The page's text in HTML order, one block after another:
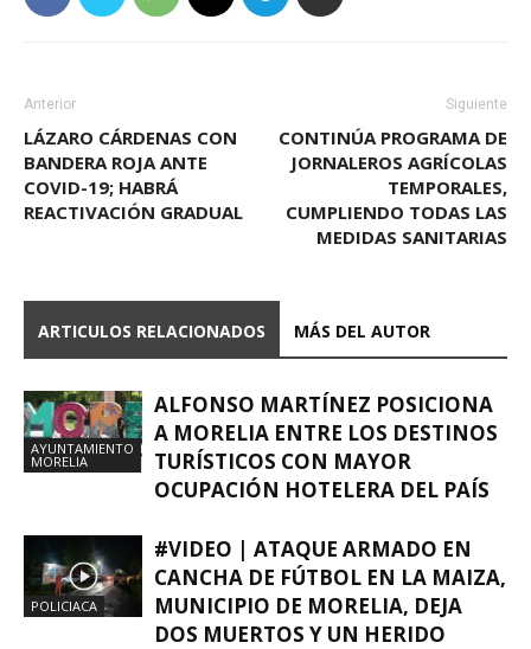
Anterior
LÁZARO CÁRDENAS CON
BANDERA ROJA ANTE
COVID-19; HABRÁ
REACTIVACIÓN GRADUAL
Siguiente
CONTINÚA PROGRAMA DE
JORNALEROS AGRÍCOLAS
TEMPORALES,
CUMPLIENDO TODAS LAS
MEDIDAS SANITARIAS
ARTICULOS RELACIONADOS MÁS DEL AUTOR
AYUNTAMIENTO
MORELIA
ALFONSO MARTÍNEZ POSICIONA
A MORELIA ENTRE LOS DESTINOS
TURÍSTICOS CON MAYOR
OCUPACIÓN HOTELERA DEL PAÍS
POLICIACA
#VIDEO | ATAQUE ARMADO EN
CANCHA DE FÚTBOL EN LA MAIZA,
MUNICIPIO DE MORELIA, DEJA
DOS MUERTOS Y UN HERIDO